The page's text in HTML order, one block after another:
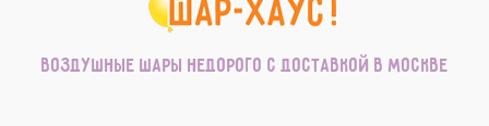
Воздушные шары недорого с доставкой в Москве